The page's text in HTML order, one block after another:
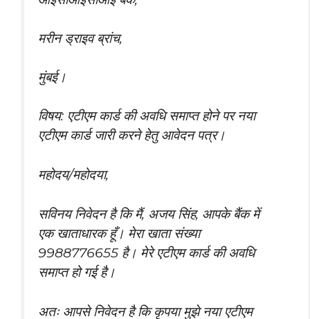
मरीन ड्राइव ब्रांच,
मुंबई।
विषय: एटीएम कार्ड की अवधि समाप्त होने पर नया
एटीएम कार्ड जारी करने हेतु आवेदन पत्र।
महोदय/महोदया,
सविनय निवेदन है कि मैं, अजय सिंह, आपके बैंक में
एक खाताधारक हूँ। मेरा खाता संख्या
9988776655 है। मेरे एटीएम कार्ड की अवधि
समाप्त हो गई है।
अतः आपसे निवेदन है कि कृपया मुझे नया एटीएम